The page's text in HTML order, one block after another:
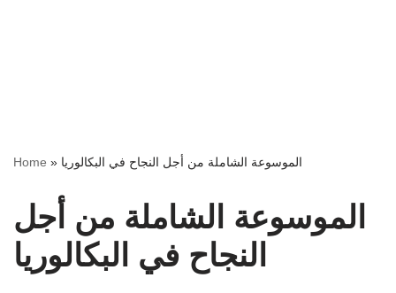
Home » الموسوعة الشاملة من أجل النجاح في البكالوريا
الموسوعة الشاملة من أجل
النجاح في البكالوريا